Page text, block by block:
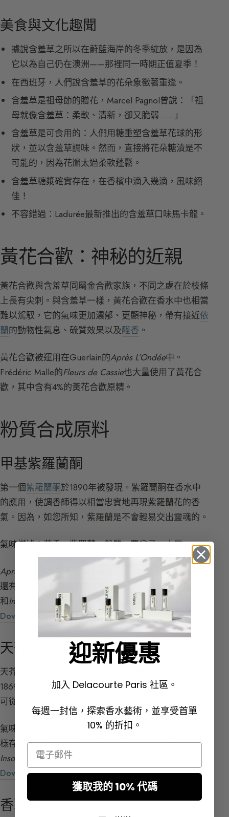
美食與文化趣聞
據說含羞草之所以在蔚藍海岸的冬季綻放，是因為
它以為自己仍在澳洲——那裡同一時期正值夏季！
在西班牙，人們說含羞草的花朵象徵著重逢。
含羞草是祖母節的贈花，Marcel Pagnol曾說：「祖
母就像含羞草：柔軟、清新，卻又脆弱……」
含羞草是可食用的：人們用糖重塑含羞草花球的形
狀，並以含羞草調味。然而，直接將花朵糖漬是不
可能的，因為花瓣太過柔軟蓬鬆。
含羞草糖漿確實存在，在香檳中滴入幾滴，風味絕
佳！
不容錯過：Ladurée最新推出的含羞草口味馬卡龍。
黃花合歡：神秘的近親
黃花合歡與含羞草同屬金合歡家族，不同之處在於枝條
上長有尖刺。與含羞草一樣，黃花合歡在香水中也相當
難以駕馭，它的氣味更加濃郁、更顯神秘，帶有接近依
蘭的動物性氣息、硫質效果以及醛香 。
黃花合歡被運用在Guerlain的Après L’Ondée中。
Frédéric Malle的Fleurs de Cassie也大量使用了黃花合
歡，其中含有4%的黃花合歡原精。
粉質合成原料
甲基紫羅蘭酮
第一個紫羅蘭酮於1890年被發現。紫羅蘭酮在香水中
的應用，使調香師得以相當忠實地再現紫羅蘭花的香
氣。因為，如您所知，紫羅蘭是不會輕易交出靈魂的。
氣味描述：花香、紫羅蘭、粉質、覆盆子、木質。
Après l’Ondée是最早使用這些分子的香水之一，隨後
還有Guerlain的
l’Heure Bleue 、Météorites 、Vol de Nuit
和Insolence ，以及Sylvaine Delacourte的 Florentina
Dovana
天芥菜素
天芥菜花本身不會釋放香氣，但幸運的是，其氣味於
1869年由Fittig和Mielk發現。這種 原料是合成的，但也
可從
氣味描述：
花香、杏仁、含羞草、天芥菜、紫丁香。同
樣存在於Guerlain的Après L’Ondée、Heure Bleue、
Insolence
，以及Sylvaine Delacourte的
Dovana。
香草醛
迎新優惠
加入 Delacourte Paris 社區。
每週一封信，探索香水藝術，並享受首單
10% 的折扣。
Email
獲取我的 10% 代碼